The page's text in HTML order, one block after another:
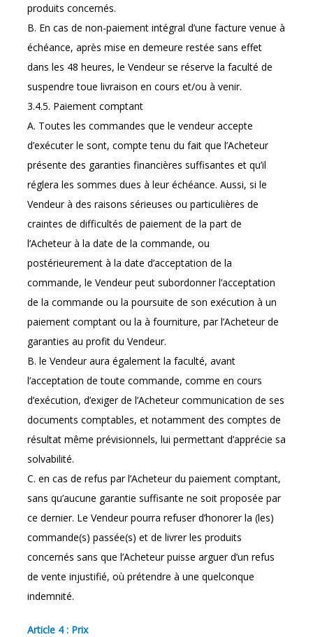
produits concernés.
B. En cas de non-paiement intégral d’une facture venue à
échéance, après mise en demeure restée sans effet
dans les 48 heures, le Vendeur se réserve la faculté de
suspendre toue livraison en cours et/ou à venir.
3.4.5. Paiement comptant
A. Toutes les commandes que le vendeur accepte
d’exécuter le sont, compte tenu du fait que l’Acheteur
présente des garanties financières suffisantes et qu’il
réglera les sommes dues à leur échéance. Aussi, si le
Vendeur à des raisons sérieuses ou particulières de
craintes de difficultés de paiement de la part de
l’Acheteur à la date de la commande, ou
postérieurement à la date d’acceptation de la
commande, le Vendeur peut subordonner l’acceptation
de la commande ou la poursuite de son exécution à un
paiement comptant ou la à fourniture, par l’Acheteur de
garanties au profit du Vendeur.
B. le Vendeur aura également la faculté, avant
l’acceptation de toute commande, comme en cours
d’exécution, d’exiger de l’Acheteur communication de ses
documents comptables, et notamment des comptes de
résultat même prévisionnels, lui permettant d’apprécie sa
solvabilité.
C. en cas de refus par l’Acheteur du paiement comptant,
sans qu’aucune garantie suffisante ne soit proposée par
ce dernier. Le Vendeur pourra refuser d’honorer la (les)
commande(s) passée(s) et de livrer les produits
concernés sans que l’Acheteur puisse arguer d’un refus
de vente injustifié, où prétendre à une quelconque
indemnité.
Article 4 : Prix